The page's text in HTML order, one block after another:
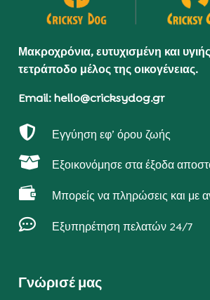
Μακροχρόνια, ευτυχισμένη και
τετράποδο μέλος της οικογένειας.
Email: hello@cricksydog.gr
 Εγγύηση εφ’ όρου ζωής
 Εξοικονόμησε στα έξοδα
 Μπορείς να πληρώσεις και με
 Εξυπηρέτηση πελατών 24/7
Γνώρισέ μας